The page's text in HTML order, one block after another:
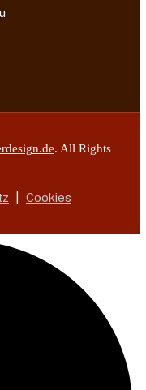
. All Rights
Cookies